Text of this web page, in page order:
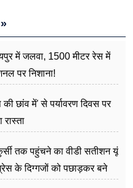
में जलवा, 1500 मीटर रेस में
पर निशाना!
की छांव में' से पर्यावरण दिवस पर
रास्ता
तक पहुंचने का वीडी सतीशन यूं
के दिग्गजों को पछाड़कर बने